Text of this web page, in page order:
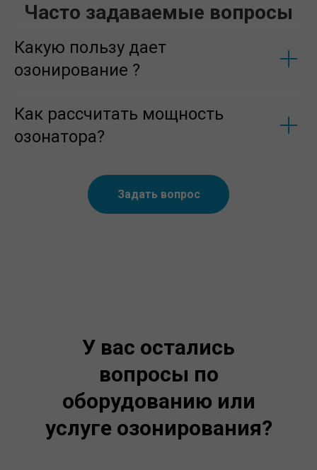
Часто задаваемые вопросы
Какую пользу дает
озонирование ?
Как рассчитать мощность
озонатора?
Задать вопрос
У вас остались
вопросы по
оборудованию или
услуге озонирования?